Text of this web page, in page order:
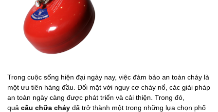
Trong cuộc sống hiện đại ngày nay, việc đảm bảo an toàn cháy là
một ưu tiên hàng đầu. Đối mặt với nguy cơ cháy nổ, các giải pháp
an toàn ngày càng được phát triển và cải thiện. Trong đó,
quả cầu chữa cháy đã trở thành một trong những lựa chọn phổ